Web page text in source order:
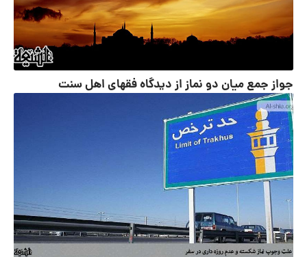
جواز جمع میان دو نماز از دیدگاه فقهای اهل سنت